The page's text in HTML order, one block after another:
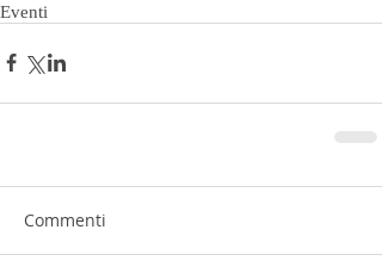
Eventi
Commenti